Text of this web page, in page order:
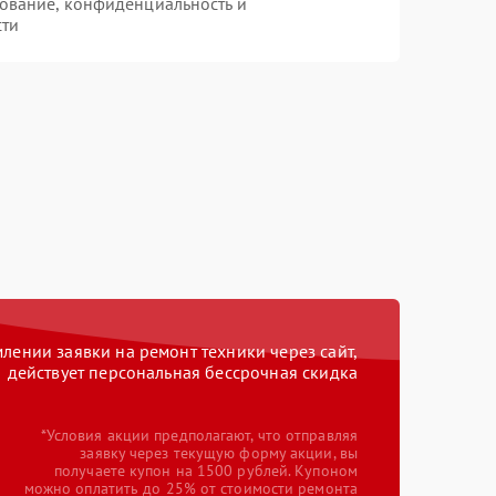
заявки на ремонт техники через сайт,
действует персональная бессрочная скидка
*Условия акции предполагают, что отправляя
заявку через текущую форму акции, вы
получаете купон на 1500 рублей. Купоном
можно оплатить до 25% от стоимости ремонта